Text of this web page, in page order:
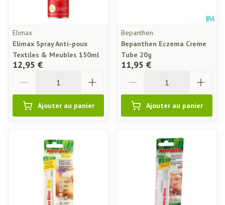
Elimax
Elimax Spray Anti-poux
Textiles & Meubles 150ml
12,95 €
Ajouter au panier
Bepanthen
Bepanthen Eczema Creme
Tube 20g
11,95 €
Ajouter au panier